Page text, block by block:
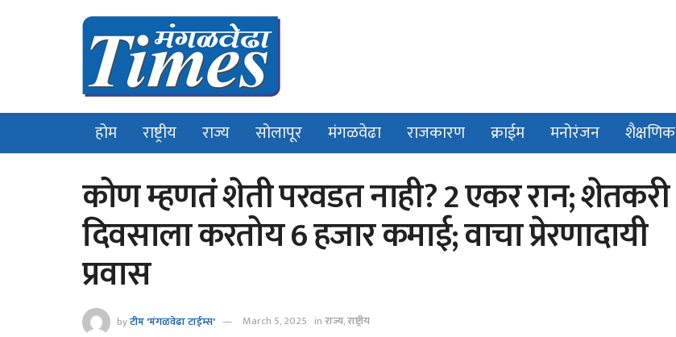
होम राष्ट्रीय राज्य सोलापूर मंगळवेढा राजकारण क्राईम मनोरंजन शैक्षणिक
कोण म्हणतं शेती परवडत नाही? 2 एकर रान; शेतकरी
दिवसाला करतोय 6 हजार कमाई; वाचा प्रेरणादायी
प्रवास
byटीम 'मंगळवेढा टाईम्स' March 5, 2025 inराज्य,राष्ट्रीय